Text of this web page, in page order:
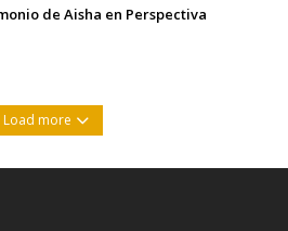
de Aisha en Perspectiva
Load more